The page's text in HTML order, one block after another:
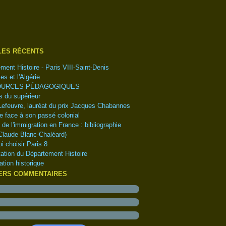
(1)
(6)
(2)
(1)
(5)
(2)
(1)
(5)
RÉCENTS
Histoire - Paris VIII-Saint-Denis
et l'Algérie
PÉDAGOGIQUES
du supérieur
lauréat du prix Jacques Chabannes
face à son passé colonial
de l'immigration en France : bibliographie
Blanc-Chaléard)
choisir Paris 8
du Département Histoire
historique
COMMENTAIRES